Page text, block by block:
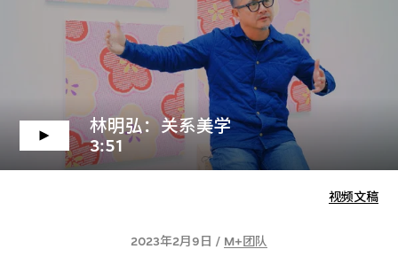
林明弘：关系美学
3:51
视频文稿
2023年2月9日 / M+团队